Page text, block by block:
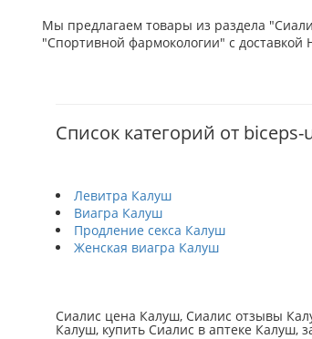
Мы предлагаем товары из раздела
"Спортивной фармокологии" с
Список категорий от
Левитра Калуш
Виагра Калуш
Продление секса Калуш
Женская виагра Калуш
Сиалис цена Калуш, Сиалис отзывы
Калуш, купить Сиалис в аптеке Калуш,